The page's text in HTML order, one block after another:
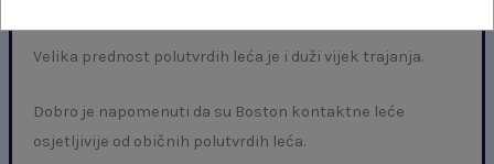
Velika prednost polutvrdih leća je i duži vijek trajanja.
Dobro je napomenuti da su Boston kontaktne leće
osjetljivije od običnih polutvrdih leća.